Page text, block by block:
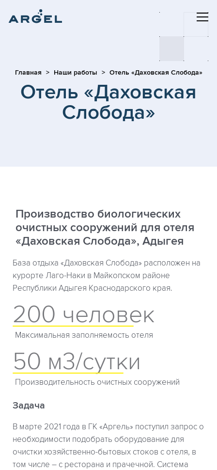
Главная Наши работы Отель «Даховская Слобода»
Отель «Даховская
Слобода»
Производство биологических
очистных сооружений для отеля
«Даховская Слобода», Адыгея
База отдыха «Даховская Слобода» расположен на
курорте Лаго-Наки в Майкопском районе
Республики Адыгея Краснодарского края.
200 человек
Максимальная заполняемость отеля
50 м3/сутки
Производительность очистных сооружений
Задача
В марте 2021 года в ГК «Аргель» поступил запрос о
необходимости подобрать оборудование для
очистки хозяйственно-бытовых стоков с отеля, в
том числе – с ресторана и прачечной. Система